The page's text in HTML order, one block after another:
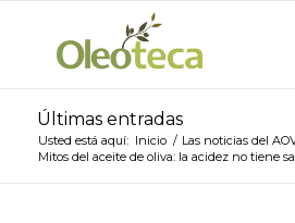
Últimas entradas
Usted está aquí: Inicio / Las noticias del
Mitos del aceite de oliva: la acidez no tiene